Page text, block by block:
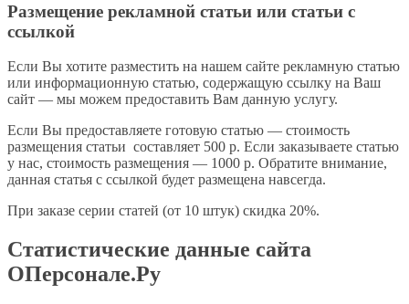
Размещение рекламной статьи или статьи с
ссылкой
Если Вы хотите разместить на нашем сайте рекламную статью
или информационную статью, содержащую ссылку на Ваш
сайт — мы можем предоставить Вам данную услугу.
Если Вы предоставляете готовую статью — стоимость
размещения статьи составляет 500 р. Если заказываете статью
у нас, стоимость размещения — 1000 р. Обратите внимание,
данная статья с ссылкой будет размещена навсегда.
При заказе серии статей (от 10 штук) скидка 20%.
Статистические данные сайта
ОПерсонале.Ру